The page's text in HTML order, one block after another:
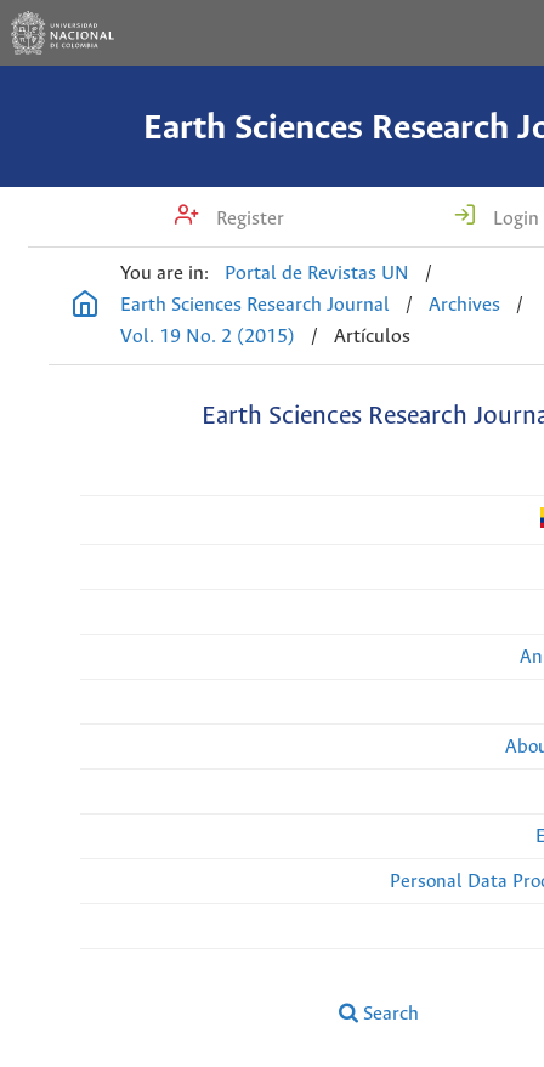
Earth Sciences Research
Register Login
You are in: Portal de Revistas UN
/
Earth Sciences Research Journal
/ Archives
/
Vol. 19 No. 2 (2015)
/ Artículos
Earth Sciences Research
Personal Data
Search